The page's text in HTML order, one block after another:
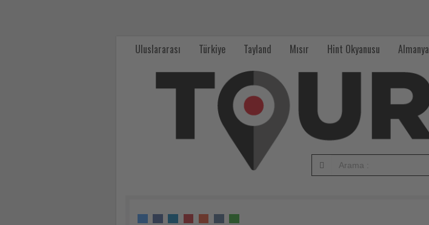
Uluslararası Türkiye Tayland Mısır Hint Okyanusu Almanya